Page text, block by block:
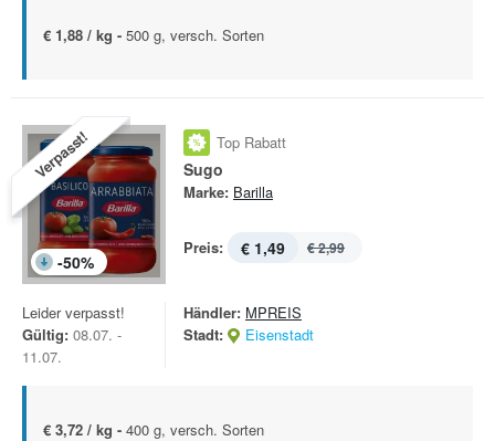
€ 1,88 / kg - 500 g, versch. Sorten
Verpasst!
-50%
Top Rabatt
Sugo
Marke: Barilla
Preis: € 1,49 € 2,99
Leider verpasst!
Gültig: 08.07. -
11.07.
Händler: MPREIS
Stadt:
Eisenstadt
€ 3,72 / kg - 400 g, versch. Sorten